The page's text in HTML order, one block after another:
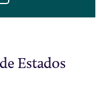
Estados